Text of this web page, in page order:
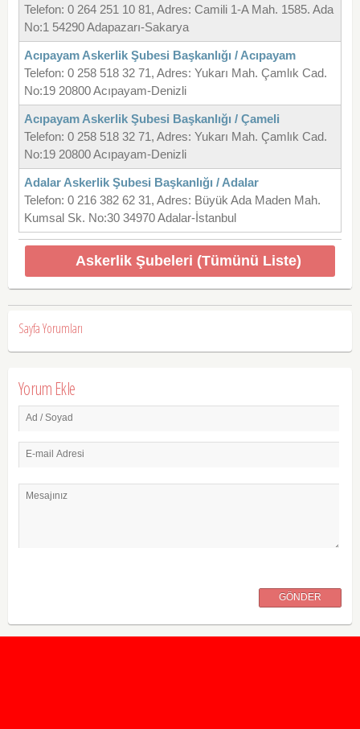
Telefon: 0 264 251 10 81, Adres: Camili 1-A Mah. 1585. Ada
No:1 54290 Adapazarı-Sakarya
Acıpayam Askerlik Şubesi Başkanlığı / Acıpayam
Telefon: 0 258 518 32 71, Adres: Yukarı Mah. Çamlık Cad.
No:19 20800 Acıpayam-Denizli
Acıpayam Askerlik Şubesi Başkanlığı / Çameli
Telefon: 0 258 518 32 71, Adres: Yukarı Mah. Çamlık Cad.
No:19 20800 Acıpayam-Denizli
Adalar Askerlik Şubesi Başkanlığı / Adalar
Telefon: 0 216 382 62 31, Adres: Büyük Ada Maden Mah.
Kumsal Sk. No:30 34970 Adalar-İstanbul
Askerlik Şubeleri (Tümünü Liste)
Sayfa Yorumları
Yorum Ekle
Ad / Soyad
E-mail Adresi
Mesajınız
GÖNDER